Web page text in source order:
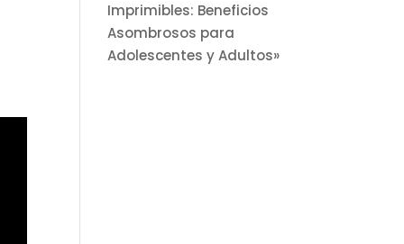
Imprimibles: Beneficios
Asombrosos para
Adolescentes y Adultos»